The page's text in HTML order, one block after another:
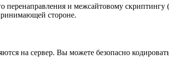
и межсайтовому скриптингу
стороне.
на сервер. Вы можете безопасно